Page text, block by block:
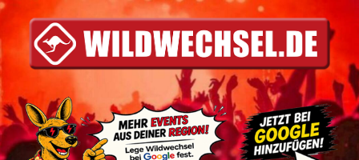
Inhalt
springen